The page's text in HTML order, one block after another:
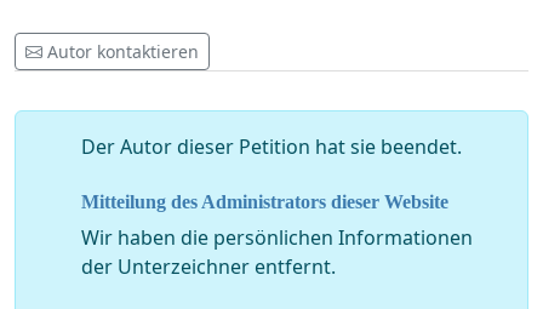
Autor kontaktieren
Der Autor dieser Petition hat sie beendet.
Mitteilung des Administrators dieser Website
Wir haben die persönlichen Informationen
der Unterzeichner entfernt.